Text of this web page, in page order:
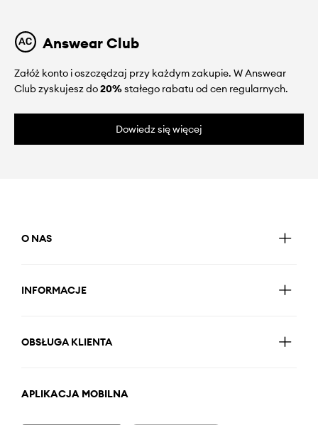
Answear Club
Załóż konto i oszczędzaj przy każdym zakupie. W Answear
Club zyskujesz do20%stałego rabatu od cen regularnych.
Dowiedz się więcej
O NAS
INFORMACJE
OBSŁUGA KLIENTA
APLIKACJA MOBILNA